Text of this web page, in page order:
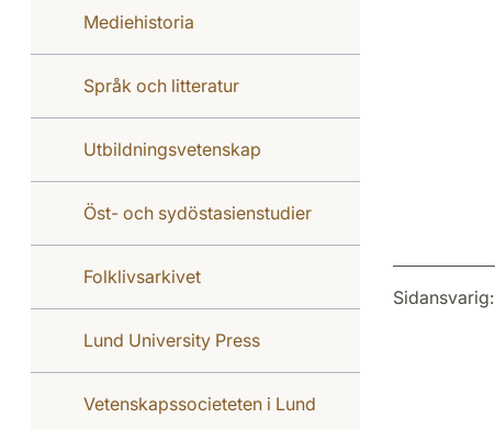
Mediehistoria
Språk och litteratur
Utbildningsvetenskap
Öst- och sydöstasienstudier
Folklivsarkivet
Lund University Press
Vetenskapssocieteten i Lund
Sidansvarig: